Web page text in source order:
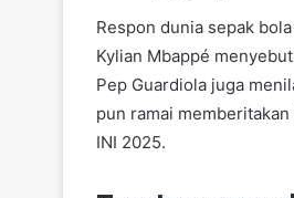
Respon dunia sepak
Kylian Mbappé
Pep Guardiola juga
pun ramai memberitakan
INI 2025.